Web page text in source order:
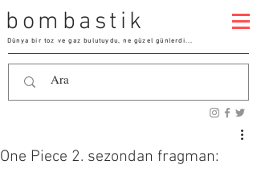
bombastik
Dünya bir toz ve gaz bulutuydu, ne güzel günlerdi...
One Piece 2. sezondan fragman: